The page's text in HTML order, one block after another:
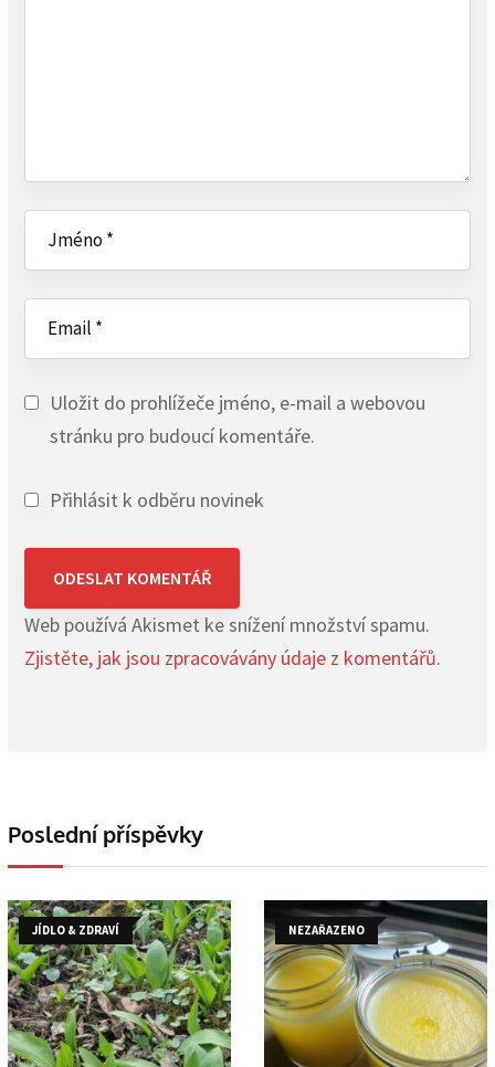
Uložit do prohlížeče jméno, e-mail a webovou
stránku pro budoucí komentáře.
Přihlásit k odběru novinek
Web používá Akismet ke snížení množství spamu.
Zjistěte, jak jsou zpracovávány údaje z komentářů.
Poslední příspěvky
JÍDLO & ZDRAVÍ NEZAŘAZENO